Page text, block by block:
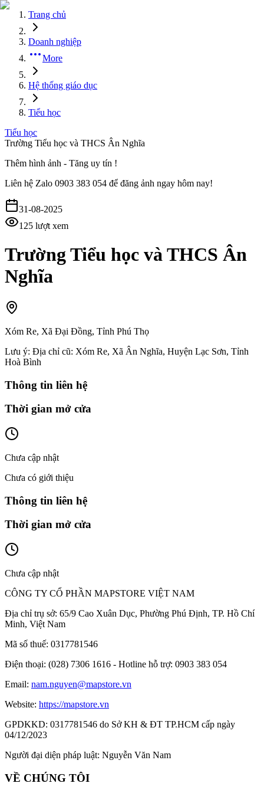
Trang chủ
Doanh nghiệp
More
Hệ thống giáo dục
Tiểu học
Tiểu học
Trường Tiểu học và THCS Ân Nghĩa
Thêm hình ảnh - Tăng uy tín !
Liên hệ Zalo 0903 383 054 để đăng ảnh ngay hôm nay!
31-08-2025
125 lượt xem
Trường Tiểu học và THCS Ân
Nghĩa
Xóm Re, Xã Đại Đồng, Tỉnh Phú Thọ
Lưu ý: Địa chỉ cũ: Xóm Re, Xã Ân Nghĩa, Huyện Lạc Sơn, Tỉnh
Hoà Bình
Thông tin liên hệ
Thời gian mở cửa
Chưa cập nhật
Chưa có giới thiệu
Thông tin liên hệ
Thời gian mở cửa
Chưa cập nhật
CÔNG TY CỔ PHẦN MAPSTORE VIỆT NAM
Địa chỉ trụ sở: 65/9 Cao Xuân Dục, Phường Phú Định, TP. Hồ Chí
Minh, Việt Nam
Mã số thuế: 0317781546
Điện thoại: (028) 7306 1616 - Hotline hỗ trợ: 0903 383 054
Email: nam.nguyen@mapstore.vn
Website: https://mapstore.vn
GPDKKD: 0317781546 do Sở KH & ĐT TP.HCM cấp ngày
04/12/2023
Người đại diện pháp luật: Nguyễn Văn Nam
VỀ CHÚNG TÔI